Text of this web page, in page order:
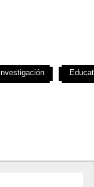
Investigación